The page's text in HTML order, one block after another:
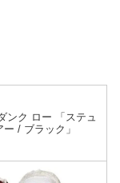
ンク ロー 「ステュ
/ ブラック」